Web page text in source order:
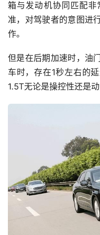
箱与发动机协同匹配
准，对驾驶者的意图进
作。
但是在后期加速时，油
车时，存在1秒左右的
1.5T无论是操控性还是